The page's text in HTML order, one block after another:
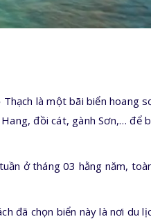
là một bãi biển hoang
đồi cát, gành Sơn,… để
ở tháng 03 hằng năm,
đã chọn biển này là nơi du